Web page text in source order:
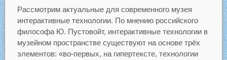
Рассмотрим актуальные для современного музея
интерактивные технологии. По мнению российского
философа Ю. Пустовойт, интерактивные технологии в
музейном пространстве существуют на основе трёх
элементов: «во-первых, на гипертексте, технологии